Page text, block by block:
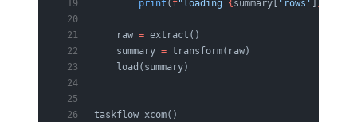
        print
( f"loading { summary[ 'rows'
    raw
= extract()
    summary
= transform(raw)
    load(summary)
taskflow_xcom()